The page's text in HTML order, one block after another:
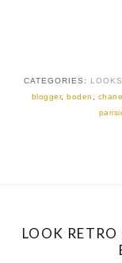
CATEGORIES: LOOKS
blogger, boden
LOOK